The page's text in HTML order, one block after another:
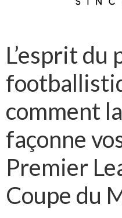
L’esprit du
comment
façonne
Premier
Coupe du